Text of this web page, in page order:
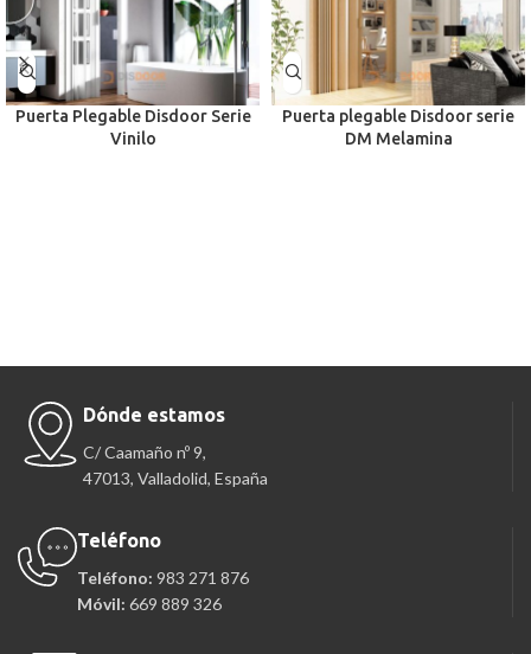
Puerta Plegable Disdoor Serie
Vinilo
Puerta plegable Disdoor serie
DM Melamina
Dónde estamos
C/ Caamaño nº 9,
47013, Valladolid, España
Teléfono
Teléfono: 983 271 876
Móvil: 669 889 326